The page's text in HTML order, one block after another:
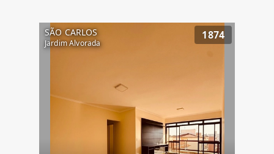
SÃO CARLOS
Jardim Alvorada
1874